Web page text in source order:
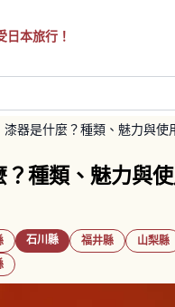
日本旅行！
漆器是什麼？種類、魅力與使
種類、魅力與
石川縣 福井縣 山梨縣